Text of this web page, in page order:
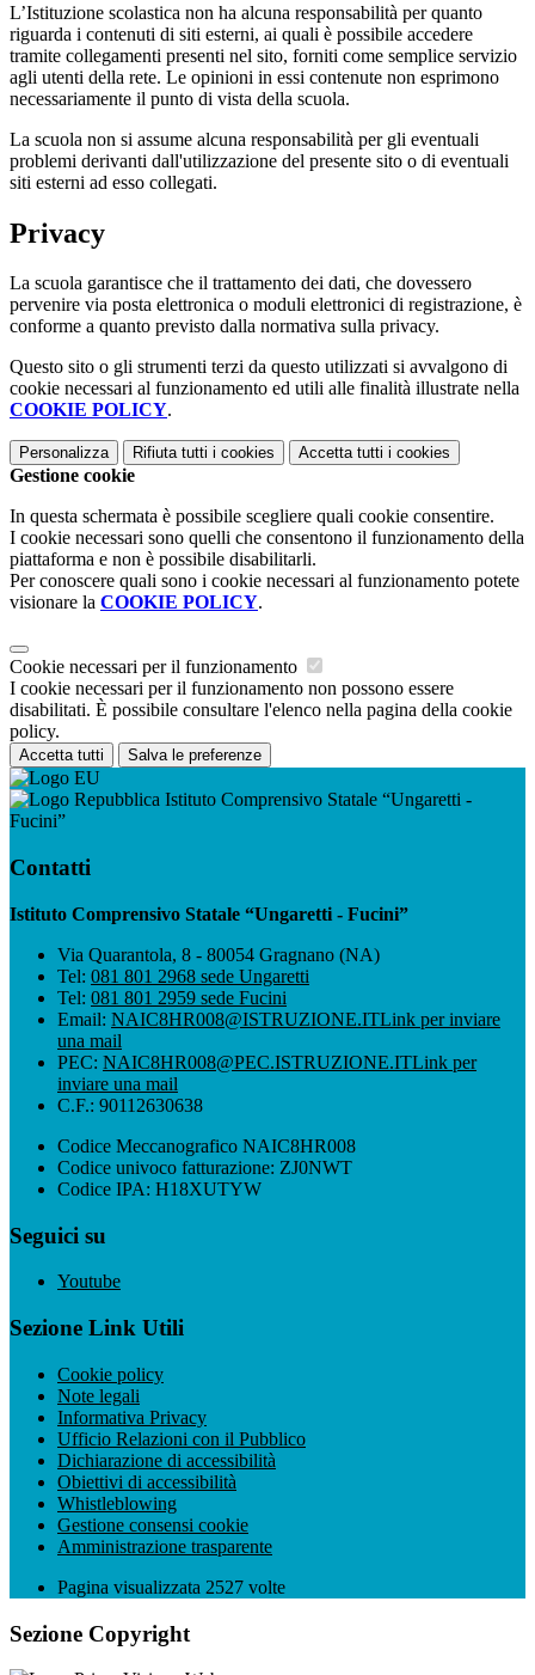
L’Istituzione scolastica non ha alcuna responsabilità per quanto
riguarda i contenuti di siti esterni, ai quali è possibile accedere
tramite collegamenti presenti nel sito, forniti come semplice servizio
agli utenti della rete. Le opinioni in essi contenute non esprimono
necessariamente il punto di vista della scuola.
La scuola non si assume alcuna responsabilità per gli eventuali
problemi derivanti dall'utilizzazione del presente sito o di eventuali
siti esterni ad esso collegati.
Privacy
La scuola garantisce che il trattamento dei dati, che dovessero
pervenire via posta elettronica o moduli elettronici di registrazione, è
conforme a quanto previsto dalla normativa sulla privacy.
Questo sito o gli strumenti terzi da questo utilizzati si avvalgono di
cookie necessari al funzionamento ed utili alle finalità illustrate nella
COOKIE POLICY.
Personalizza Rifiuta tutti i cookies Accetta tutti i cookies
Gestione cookie
In questa schermata è possibile scegliere quali cookie consentire.
I cookie necessari sono quelli che consentono il funzionamento della
piattaforma e non è possibile disabilitarli.
Per conoscere quali sono i cookie necessari al funzionamento potete
visionare la COOKIE POLICY.
Cookie necessari per il funzionamento
I cookie necessari per il funzionamento non possono essere
disabilitati. È possibile consultare l'elenco nella pagina della cookie
policy.
Accetta tutti Salva le preferenze
Istituto Comprensivo Statale “Ungaretti -
Fucini”
Contatti
Istituto Comprensivo Statale “Ungaretti - Fucini”
Via Quarantola, 8 - 80054 Gragnano (NA)
Tel: 081 801 2968 sede Ungaretti
Tel: 081 801 2959 sede Fucini
Email: NAIC8HR008@ISTRUZIONE.ITLink per inviare
una mail
PEC: NAIC8HR008@PEC.ISTRUZIONE.ITLink per
inviare una mail
C.F.: 90112630638
Codice Meccanografico NAIC8HR008
Codice univoco fatturazione: ZJ0NWT
Codice IPA: H18XUTYW
Seguici su
Youtube
Sezione Link Utili
Cookie policy
Note legali
Informativa Privacy
Ufficio Relazioni con il Pubblico
Dichiarazione di accessibilità
Obiettivi di accessibilità
Whistleblowing
Gestione consensi cookie
Amministrazione trasparente
Pagina visualizzata 2527 volte
Sezione Copyright